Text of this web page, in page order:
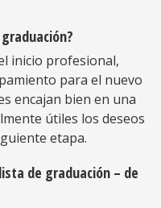
inicio profesional,
para el nuevo
encajan bien en una
útiles los deseos
etapa.
de graduación – de